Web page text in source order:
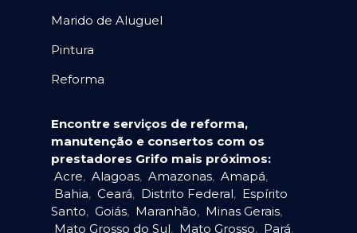
Marido de Aluguel
Pintura
Reforma
Encontre serviços de reforma,
manutenção e consertos com os
prestadores Grifo mais próximos:
Acre, Alagoas, Amazonas, Amapá,
Bahia, Ceará, Distrito Federal, Espírito
Santo, Goiás, Maranhão, Minas Gerais,
Mato Grosso do Sul, Mato Grosso, Pará,